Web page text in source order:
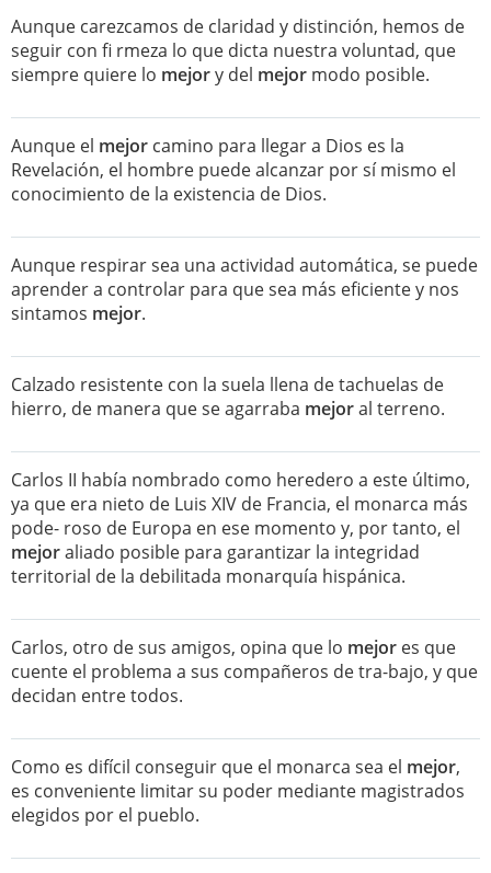
Aunque carezcamos de claridad y distinción, hemos de
seguir con fi rmeza lo que dicta nuestra voluntad, que
siempre quiere lo mejory del mejor modo posible.
Aunque el mejor camino para llegar a Dios es la
Revelación, el hombre puede alcanzar por sí mismo el
conocimiento de la existencia de Dios.
Aunque respirar sea una actividad automática, se puede
aprender a controlar para que sea más eficiente y nos
sintamos mejor.
Calzado resistente con la suela llena de tachuelas de
hierro, de manera que se agarraba mejoral terreno.
Carlos II había nombrado como heredero a este último,
ya que era nieto de Luis XIV de Francia, el monarca más
pode- roso de Europa en ese momento y, por tanto, el
mejoraliado posible para garantizar la integridad
territorial de la debilitada monarquía hispánica.
Carlos, otro de sus amigos, opina que lo mejor es que
cuente el problema a sus compañeros de tra-bajo, y que
decidan entre todos.
Como es difícil conseguir que el monarca sea el mejor,
es conveniente limitar su poder mediante magistrados
elegidos por el pueblo.